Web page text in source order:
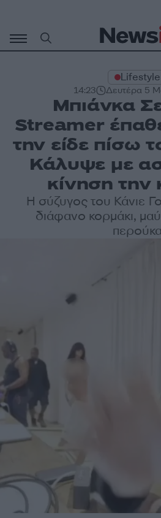
περιεχόμενο
Lifestyle
14:23 Δευτέρα 5
Μπιάνκα
Streamer
την είδε πίσω
Κάλυψε με
κίνηση την
Η σύζυγος του Κάνιε
διάφανο κορμάκι,